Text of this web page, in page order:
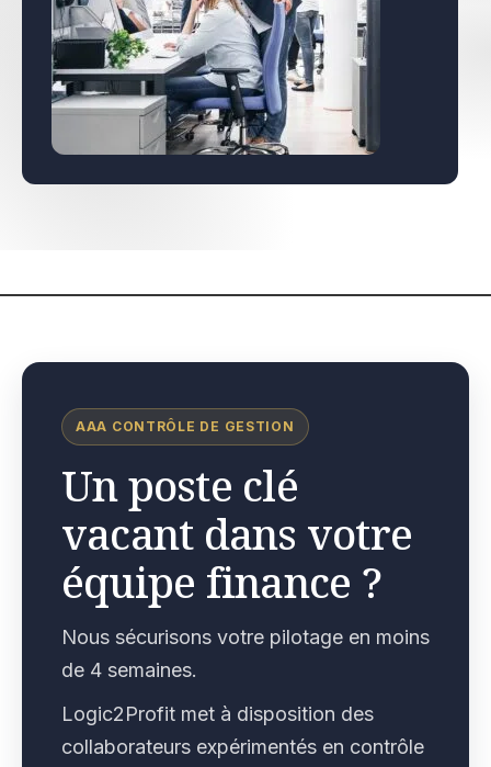
AAA CONTRÔLE DE GESTION
Un poste clé
vacant dans votre
équipe finance ?
Nous sécurisons votre pilotage en moins
de 4 semaines.
Logic2Profit met à disposition des
collaborateurs expérimentés en contrôle